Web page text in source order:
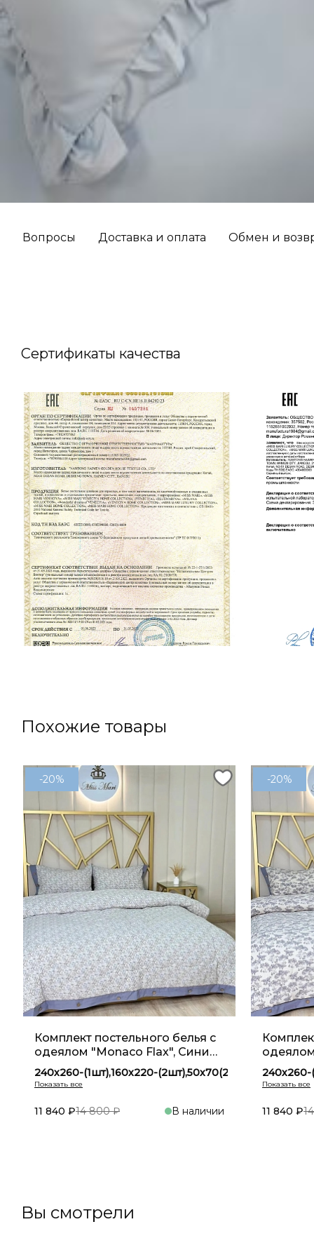
Вопросы Доставка и оплата Обмен и
Сертификаты качества
Похожие товары
-20%
Комплект постельного белья с
одеялом "Monaco Flax", Синий
YM 13
240х260-(1шт),160х220-(2шт),50х70(2шт)
240х260-(1шт),200х230-(1шт),50х70(2шт)
11 840 ₽14 800 ₽ В наличии
-20%
YM 12
240х260-
240х260-
11 840 ₽
Вы смотрели